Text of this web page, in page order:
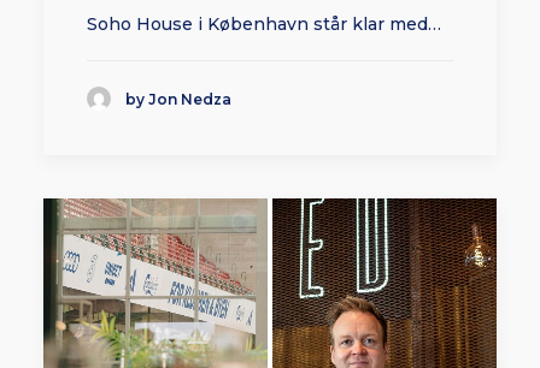
Soho House i København står klar med…
by Jon Nedza